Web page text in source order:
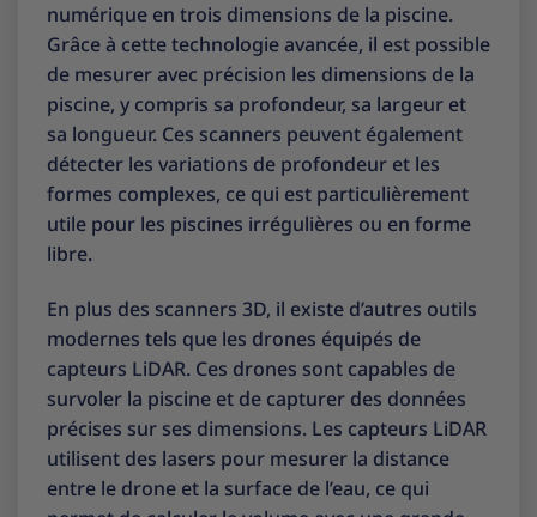
numérique en trois dimensions de la piscine.
Grâce à cette technologie avancée, il est possible
de mesurer avec précision les dimensions de la
piscine, y compris sa profondeur, sa largeur et
sa longueur. Ces scanners peuvent également
détecter les variations de profondeur et les
formes complexes, ce qui est particulièrement
utile pour les piscines irrégulières ou en forme
libre.
En plus des scanners 3D, il existe d’autres outils
modernes tels que les drones équipés de
capteurs LiDAR. Ces drones sont capables de
survoler la piscine et de capturer des données
précises sur ses dimensions. Les capteurs LiDAR
utilisent des lasers pour mesurer la distance
entre le drone et la surface de l’eau, ce qui